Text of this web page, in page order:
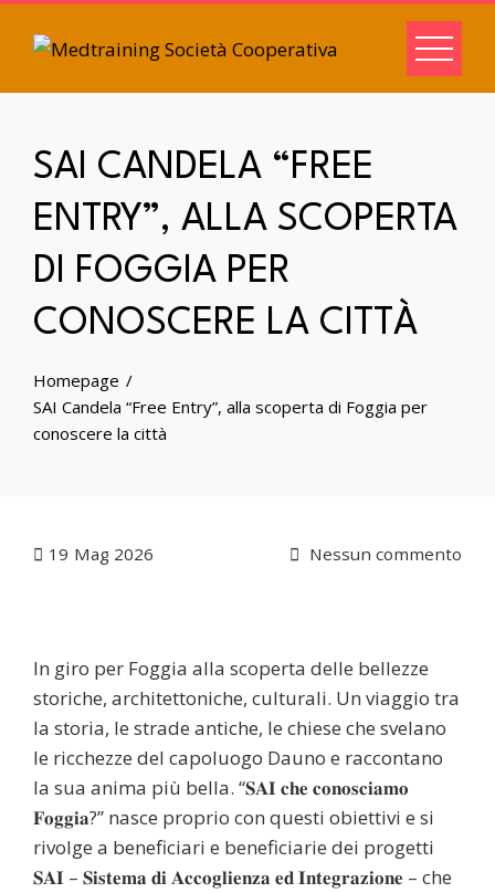
SAI CANDELA “FREE
ENTRY”, ALLA SCOPERTA
DI FOGGIA PER
CONOSCERE LA CITTÀ
Homepage
SAI Candela “Free Entry”, alla scoperta di Foggia per
conoscere la città
19 Mag 2026 Nessun commento
In giro per Foggia alla scoperta delle bellezze
storiche, architettoniche, culturali. Un viaggio tra
la storia, le strade antiche, le chiese che svelano
le ricchezze del capoluogo Dauno e raccontano
la sua anima più bella. “𝐒𝐀𝐈 𝐜𝐡𝐞 𝐜𝐨𝐧𝐨𝐬𝐜𝐢𝐚𝐦𝐨
𝐅𝐨𝐠𝐠𝐢𝐚?” nasce proprio con questi obiettivi e si
rivolge a beneficiari e beneficiarie dei progetti
𝐒𝐀𝐈 – 𝐒𝐢𝐬𝐭𝐞𝐦𝐚 𝐝𝐢 𝐀𝐜𝐜𝐨𝐠𝐥𝐢𝐞𝐧𝐳𝐚 𝐞𝐝 𝐈𝐧𝐭𝐞𝐠𝐫𝐚𝐳𝐢𝐨𝐧𝐞 – che